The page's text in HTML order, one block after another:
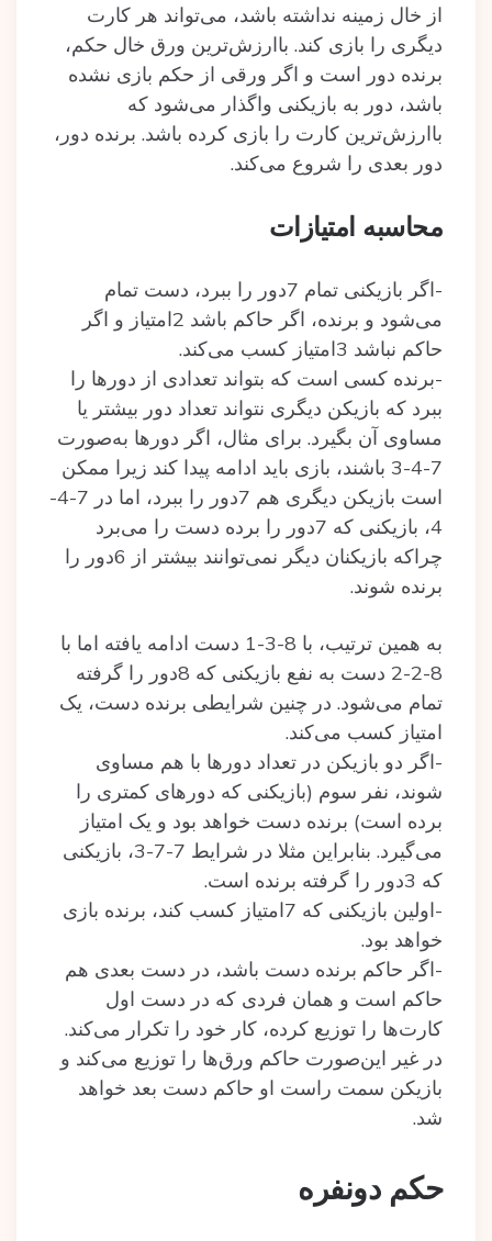
از خال زمینه نداشته باشد، می‌تواند هر کارت
دیگری را بازی کند. باارزش‌ترین ورق خال حکم،
برنده دور است و اگر ورقی از حکم بازی نشده
باشد، دور به بازیکنی واگذار می‌شود که
باارزش‌ترین کارت را بازی کرده باشد. برنده دور،
دور بعدی را شروع می‌کند.
محاسبه امتیازات
-اگر بازیکنی تمام 7دور را ببرد، دست تمام
می‌شود و برنده، اگر حاکم باشد 2امتیاز و اگر
حاکم نباشد 3امتیاز کسب می‌کند.
-برنده کسی است که بتواند تعدادی از دورها را
ببرد که بازیکن دیگری نتواند تعداد دور بیشتر یا
مساوی آن بگیرد. برای مثال، اگر دورها به‌صورت
7-4-3 باشند، بازی باید ادامه پیدا کند زیرا ممکن
است بازیکن دیگری هم 7دور را ببرد، اما در 7-4-
4، بازیکنی که 7دور را برده دست را می‌برد
چراکه بازیکنان دیگر نمی‌توانند بیشتر از 6دور را
برنده شوند.
به همین ترتیب، با 8-3-1 دست ادامه یافته اما با
8-2-2 دست به نفع بازیکنی که 8دور را گرفته
تمام می‌شود. در چنین شرایطی برنده دست، یک
امتیاز کسب می‌کند.
-اگر دو بازیکن در تعداد دورها با هم مساوی
شوند، نفر سوم (بازیکنی که دورهای کمتری را
برده است) برنده دست خواهد بود و یک امتیاز
می‌گیرد. بنابراین مثلا در شرایط 7-7-3، بازیکنی
که 3دور را گرفته برنده است.
-اولین بازیکنی که 7امتیاز کسب کند، برنده بازی
خواهد بود.
-اگر حاکم برنده دست باشد، در دست بعدی هم
حاکم است و همان فردی که در دست اول
کارت‌ها را توزیع کرده، کار خود را تکرار می‌کند.
در غیر این‌صورت حاکم ورق‌ها را توزیع می‌کند و
بازیکن سمت راست او حاکم دست بعد خواهد
شد.
حکم دونفره